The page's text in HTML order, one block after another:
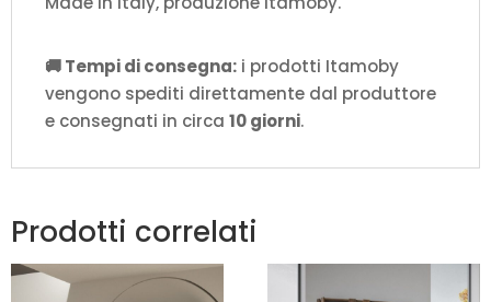
🚚 Tempi di consegna: i prodotti Itamoby
vengono spediti direttamente dal produttore
e consegnati in circa 10 giorni.
Prodotti correlati